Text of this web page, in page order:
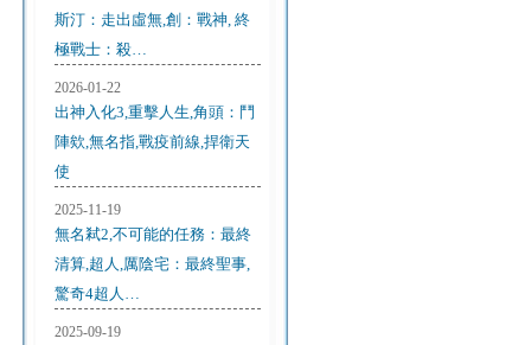
斯汀：走出虛無,創：戰神, 終
極戰士：殺…
2026-01-22
出神入化3,重擊人生,角頭：鬥
陣欸,無名指,戰疫前線,捍衛天
使
2025-11-19
無名弒2,不可能的任務：最終
清算,超人,厲陰宅：最終聖事,
驚奇4超人…
2025-09-19